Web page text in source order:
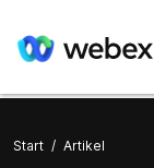
Start / Artikel